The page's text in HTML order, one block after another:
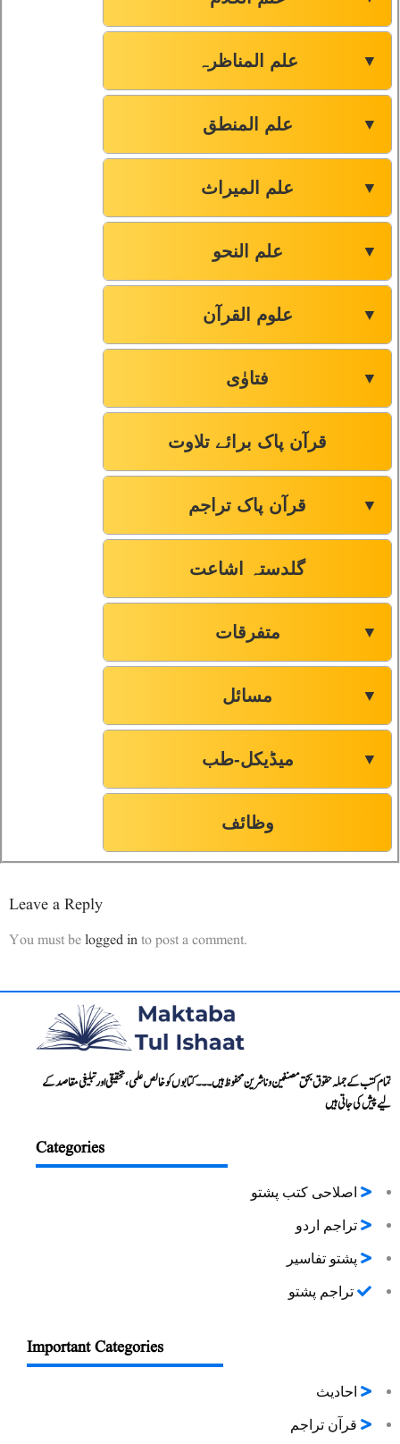
علم المناظرہ ▼
علم المنطق ▼
علم المیراث ▼
علم النحو ▼
علوم القرآن ▼
فتاوٰی ▼
قرآن پاک برائے تلاوت
قرآن پاک تراجم ▼
گلدستہ اشاعت
متفرقات ▼
مسائل ▼
میڈیکل-طب ▼
وظائف
Leave a Reply
You must belogged into post a comment.
تمام کتب کے جملہ حقوق بحق مصنفین و ناشرین محفوظ ہیں۔۔۔ کتابوں کو خالص علمی، تحقیقی اور تبلیغی مقاصد کے
لیے پیش کی جاتی ہیں
Categories
اصلاحی کتب پشتو
تراجم اردو
پشتو تفاسیر
تراجم پشتو
Important Categories
احادیث
قرآن تراجم